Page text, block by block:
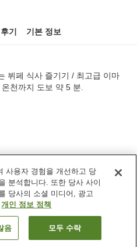
기 기본 정보
뷔페 식사 즐기기 / 최고급 이마
천까지 도보 약 5 분.
스파 / 미용실
택배
호텔 도고 야야
보기
사용자 경험을 개선하고 당
분석합니다. 또한 당사 사이
당사의 소셜 미디어, 광고
개인 정보 정책
음 모두 수락